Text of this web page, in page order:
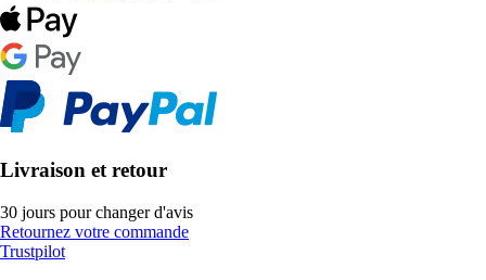
Livraison et retour
30 jours pour changer d'avis
Retournez votre commande
Trustpilot